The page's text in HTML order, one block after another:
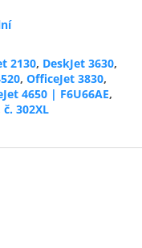
2130, DeskJet 3630,
, OfficeJet 3830,
4650 | F6U66AE,
č. 302XL